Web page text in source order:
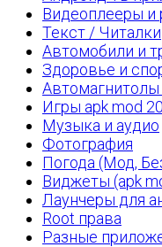
Видеоплееры и
Текст / Читалки
Автомобили и
Здоровье и
Автомагнитолы
Игры apk mod
Музыка и аудио
Фотография
Погода (Мод,
Виджеты (apk
Лаунчеры для
Root права
Разные